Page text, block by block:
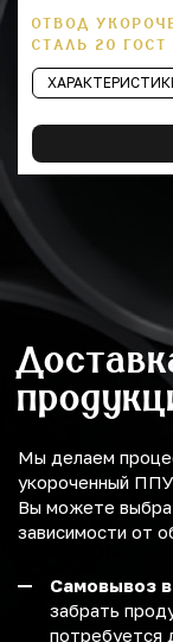
ОТВОД
СТАЛЬ 20 ГОСТ
Мы делаем
укороченный
Вы можете
зависимости от
Самовывоз
забрать
потребуется